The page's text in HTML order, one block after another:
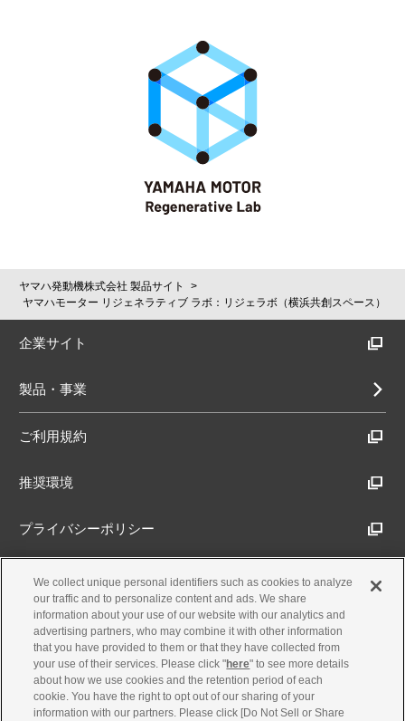
ヤマハ発動機株式会社 製品サイト
ヤマハモーター リジェネラティブ ラボ：リジェラボ（横浜共創スペース）
企業サイト
製品・事業
ご利用規約
推奨環境
プライバシーポリシー
Cookieポリシー
アクセシビリティ方針
古物営業法に基づく表示
We collect unique personal identifiers such as cookies to analyze
our traffic and to personalize content and ads. We share
information about your use of our website with our analytics and
advertising partners, who may combine it with other information
that you have provided to them or that they have collected from
your use of their services. Please click "here" to see more details
about how we use cookies and the retention period of each
cookie. You have the right to opt out of our sharing of your
information with our partners. Please click [Do Not Sell or Share